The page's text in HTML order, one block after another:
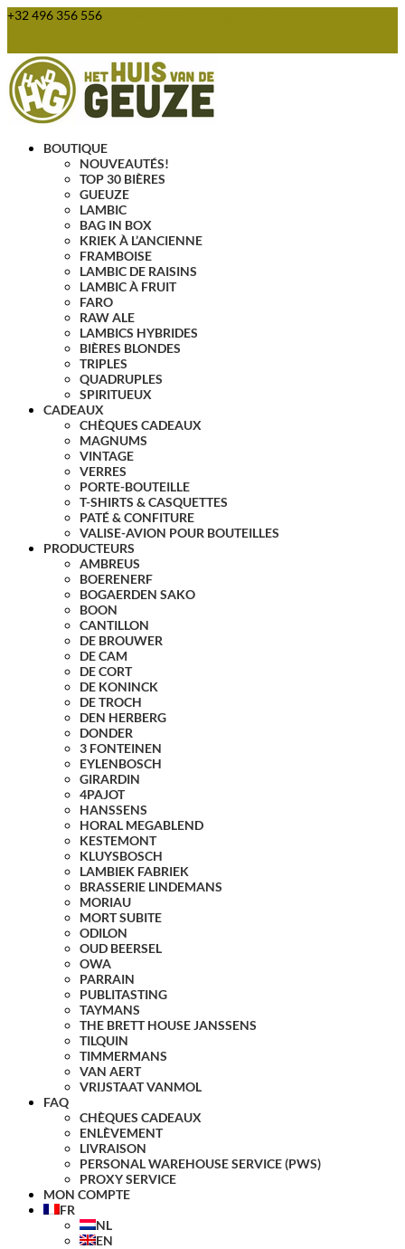
+32 496 356 556
BOUTIQUE
NOUVEAUTÉS!
TOP 30 BIÈRES
GUEUZE
LAMBIC
BAG IN BOX
KRIEK À L’ANCIENNE
FRAMBOISE
LAMBIC DE RAISINS
LAMBIC À FRUIT
FARO
RAW ALE
LAMBICS HYBRIDES
BIÈRES BLONDES
TRIPLES
QUADRUPLES
SPIRITUEUX
CADEAUX
CHÈQUES CADEAUX
MAGNUMS
VINTAGE
VERRES
PORTE-BOUTEILLE
T-SHIRTS & CASQUETTES
PATÉ & CONFITURE
VALISE-AVION POUR BOUTEILLES
PRODUCTEURS
AMBREUS
BOERENERF
BOGAERDEN SAKO
BOON
CANTILLON
DE BROUWER
DE CAM
DE CORT
DE KONINCK
DE TROCH
DEN HERBERG
DONDER
3 FONTEINEN
EYLENBOSCH
GIRARDIN
4PAJOT
HANSSENS
HORAL MEGABLEND
KESTEMONT
KLUYSBOSCH
LAMBIEK FABRIEK
BRASSERIE LINDEMANS
MORIAU
MORT SUBITE
ODILON
OUD BEERSEL
OWA
PARRAIN
PUBLITASTING
TAYMANS
THE BRETT HOUSE JANSSENS
TILQUIN
TIMMERMANS
VAN AERT
VRIJSTAAT VANMOL
FAQ
CHÈQUES CADEAUX
ENLÈVEMENT
LIVRAISON
PERSONAL WAREHOUSE SERVICE (PWS)
PROXY SERVICE
MON COMPTE
FR
NL
EN